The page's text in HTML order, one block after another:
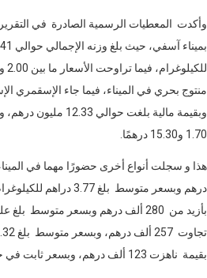
وأكدت المعطيات الرسمية الصادرة في التقرير
1.70 و15.30 درهمًا.
بقيمة ناهزت 123 ألف درهم، وبسعر ثابت في حدود 5 دراهم للكيلوغرام.